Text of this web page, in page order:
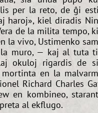
per la reto, de ĝi
haroj», kiel diradis
de la milita tempo,
la vivo, Ustimenko
muro, — kaj al tuta
okuloj rigardis de
en la
Richard Charles
en kombineo,
al ekflugo.